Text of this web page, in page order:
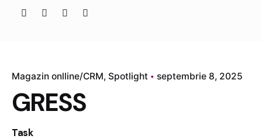
Magazin onlline/CRM Spotlight septembrie 8, 2025
GRESS
Task